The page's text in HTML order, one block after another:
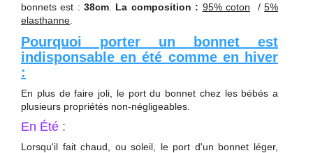
bonnets est :38cm La composition : 95% coton /5%
elasthanne
Pourquoi porter un bonnet est
indisponsable en été comme en hiver
:
En plus de faire joli, le port du bonnet chez les bébés a
plusieurs propriétés non-négligeables.
En Été :
Lorsqu'il fait chaud, ou soleil, le port d'un bonnet léger,